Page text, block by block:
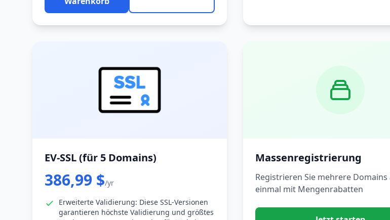
EV-SSL (für 5 Domains)
386,99 $/yr
Erweiterte Validierung: Diese SSL-Versionen
garantieren höchste Validierung und größtes
Massenregistrierung
Registrieren Sie mehrere Domains
einmal mit Mengenrabatten